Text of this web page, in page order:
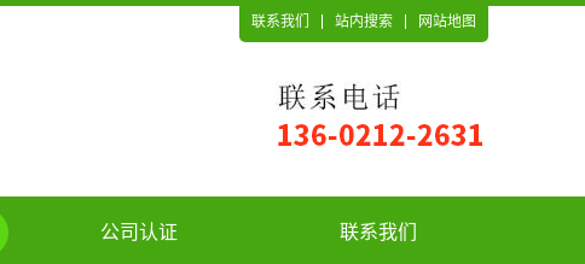
联系我们 站内搜索 网站地图
公司认证 联系我们